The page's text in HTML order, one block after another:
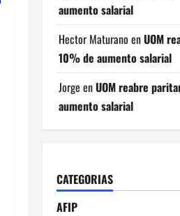
aumento salarial
Hector Maturano enUOM
10% de aumento salarial
Jorge enUOM reabre
aumento salarial
CATEGORIAS
AFIP